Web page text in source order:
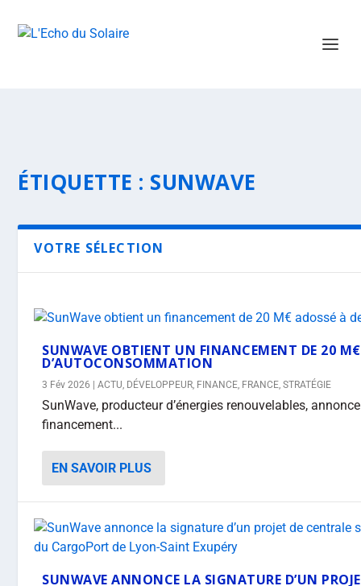
ÉTIQUETTE : SUNWAVE
VOTRE SÉLECTION
SUNWAVE OBTIENT UN FINANCEMENT DE 20 M€
D’AUTOCONSOMMATION
3 Fév 2026 |ACTU, DÉVELOPPEUR, FINANCE, FRANCE,STRATÉGIE
SunWave, producteur d’énergies renouvelables,
financement...
EN SAVOIR PLUS
SUNWAVE ANNONCE LA SIGNATURE D’UN